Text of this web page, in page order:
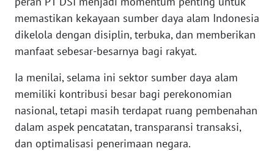
memastikan kekayaan sumber daya alam Indonesia
dikelola dengan disiplin, terbuka, dan memberikan
manfaat sebesar-besarnya bagi rakyat.
Ia menilai, selama ini sektor sumber daya alam
memiliki kontribusi besar bagi perekonomian
nasional, tetapi masih terdapat ruang pembenahan
dalam aspek pencatatan, transparansi transaksi,
dan optimalisasi penerimaan negara.
JAKARTA
WN
JABAR
WN
BANTEN
WN